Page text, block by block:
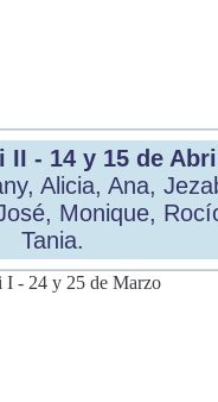
II - 14 y 15 de
Alicia, Ana,
Monique,
Tania.